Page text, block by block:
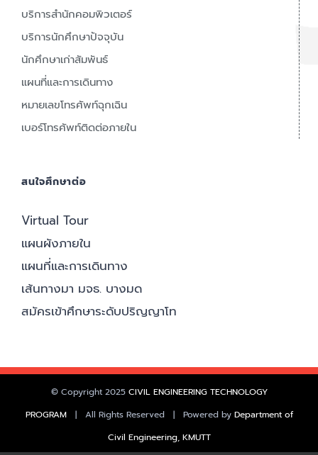
บริการสำนักคอมพิวเตอร์
บริการนักศึกษาปัจจุบัน
นักศึกษาเก่าสัมพันธ์
แผนที่และการเดินทาง
หมายเลขโทรศัพท์ฉุกเฉิน
เบอร์โทรศัพท์ติดต่อภายใน
สนใจศึกษาต่อ
Virtual Tour
แผนผังภายใน
แผนที่และการเดินทาง
เส้นทางมา มจธ. บางมด
สมัครเข้าศึกษาระดับปริญญาโท
© Copyright 2025 CIVIL ENGINEERING TECHNOLOGY
PROGRAM| All Rights Reserved | Powered by Department of
Civil Engineering, KMUTT